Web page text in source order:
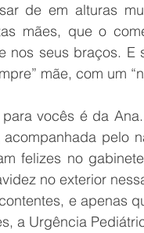
de em alturas
mães, que o
nos seus braços.
mãe, com um
vocês é da
pelo
felizes no
no exterior
e apenas
a Urgência